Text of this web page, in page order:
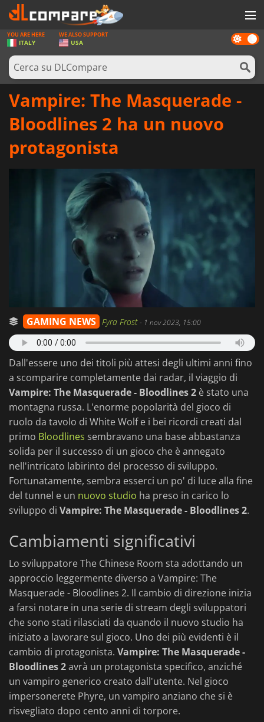
GIOCHI
PREPAGATE
SOFTWARE
NOTIZIE
ACCEDI O REGISTRATI
Dark
mode
YOU ARE HERE
ITALY
WE ALSO SUPPORT
USA
Vampire: The Masquerade -
Bloodlines 2 ha un nuovo
protagonista
GAMING NEWS Fyra Frost- 1 nov 2023, 15:00
Dall'essere uno dei titoli più attesi degli ultimi anni fino
a scomparire completamente dai radar, il viaggio di
Vampire: The Masquerade - Bloodlines 2 è stato una
montagna russa. L'enorme popolarità del gioco di
ruolo da tavolo di White Wolf e i bei ricordi creati dal
primo Bloodlines sembravano una base abbastanza
solida per il successo di un gioco che è annegato
nell'intricato labirinto del processo di sviluppo.
Fortunatamente, sembra esserci un po' di luce alla fine
del tunnel e un nuovo studio ha preso in carico lo
sviluppo di Vampire: The Masquerade - Bloodlines 2.
Cambiamenti significativi
Lo sviluppatore The Chinese Room sta adottando un
approccio leggermente diverso a Vampire: The
Masquerade - Bloodlines 2. Il cambio di direzione inizia
a farsi notare in una serie di stream degli sviluppatori
che sono stati rilasciati da quando il nuovo studio ha
iniziato a lavorare sul gioco. Uno dei più evidenti è il
cambio di protagonista. Vampire: The Masquerade -
Bloodlines 2avrà un protagonista specifico, anziché
un vampiro generico creato dall'utente. Nel gioco
impersonerete Phyre, un vampiro anziano che si è
risvegliato dopo cento anni di torpore.